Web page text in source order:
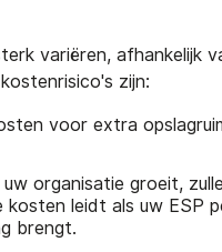
variëren, afhankelijk
zijn:
voor extra
organisatie groeit,
leidt als uw ESP
brengt.